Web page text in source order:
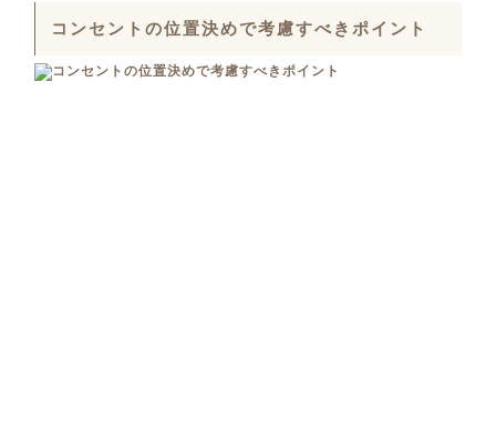
コンセントの位置決めで考慮すべきポイント